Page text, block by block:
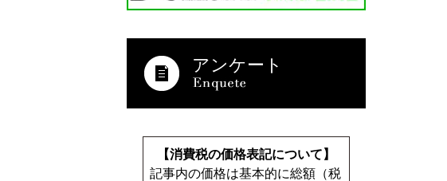
アンケート
【消費税の価格表記について】
記事内の価格は基本的に総額（税